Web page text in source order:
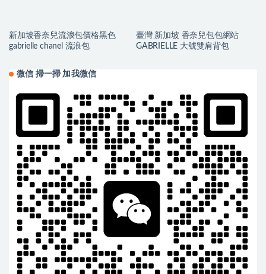
新加坡香奈兒流浪包價格黑色
gabrielle chanel 流浪包
臺灣 新加坡 香奈兒包包網站
GABRIELLE 大號雙肩背包
微信 掃一掃 加我微信